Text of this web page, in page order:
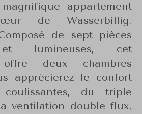
appartement
de Wasserbillig,
de sept pièces
et lumineuses, cet
offre deux chambres
apprécierez le confort
du triple
ventilation double flux,